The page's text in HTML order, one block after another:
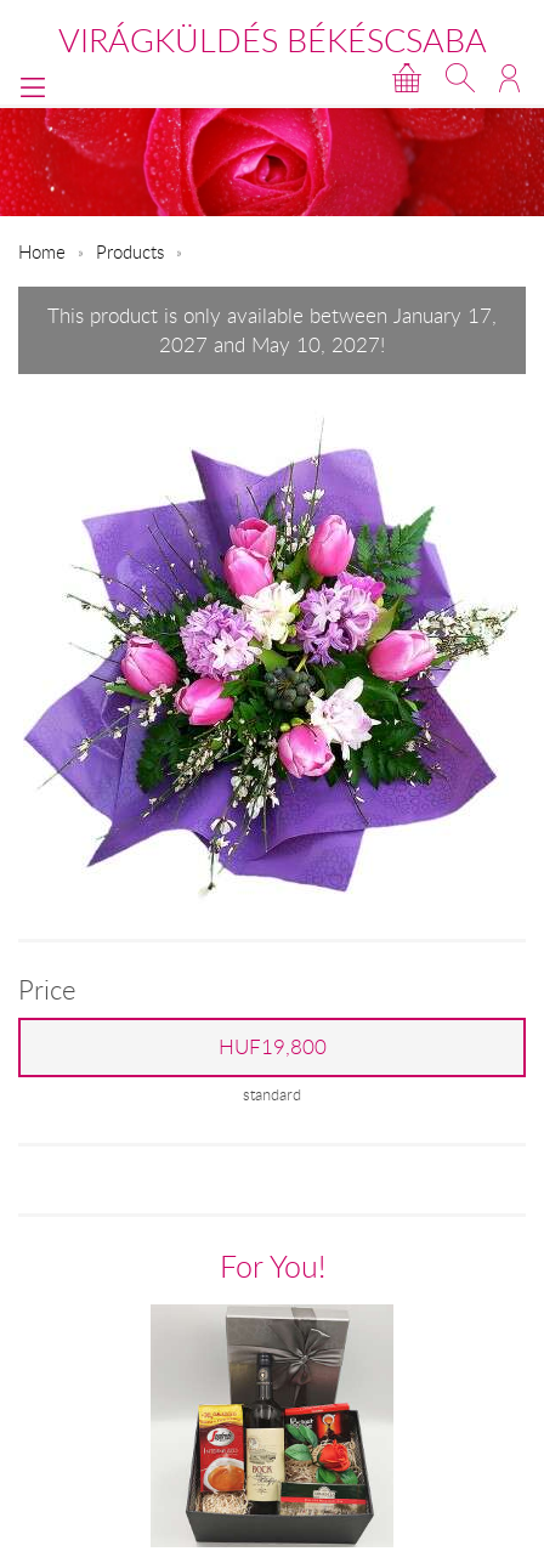
VIRÁGKÜLDÉS BÉKÉSCSABA
Home Products
This product is only available between January 17,
2027 and May 10, 2027!
Price
HUF19,800
standard
For You!